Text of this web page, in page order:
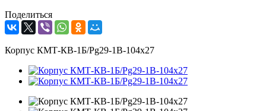
Поделиться
Корпус КМТ-КВ-1Б/Pg29-1В-104х27